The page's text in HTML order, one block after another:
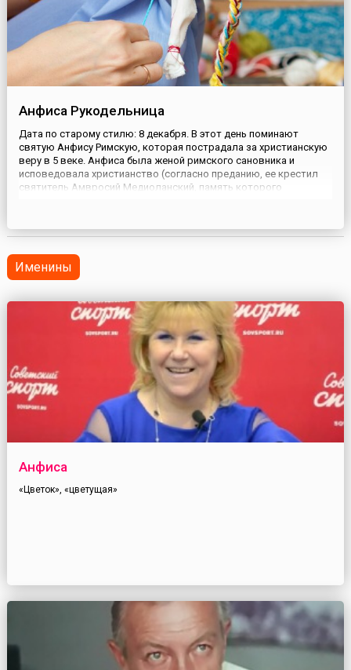
Анфиса Рукодельница
Дата по старому стилю: 8 декабря. В этот день поминают
святую Анфису Римскую, которая пострадала за христианскую
веру в 5 веке. Анфиса была женой римского сановника и
исповедовала христианство (согласно преданию, ее крестил
святитель Амвросий Медиоланский, память которого
отрицало единс...
Именины
Анфиса
«Цветок», «цветущая»